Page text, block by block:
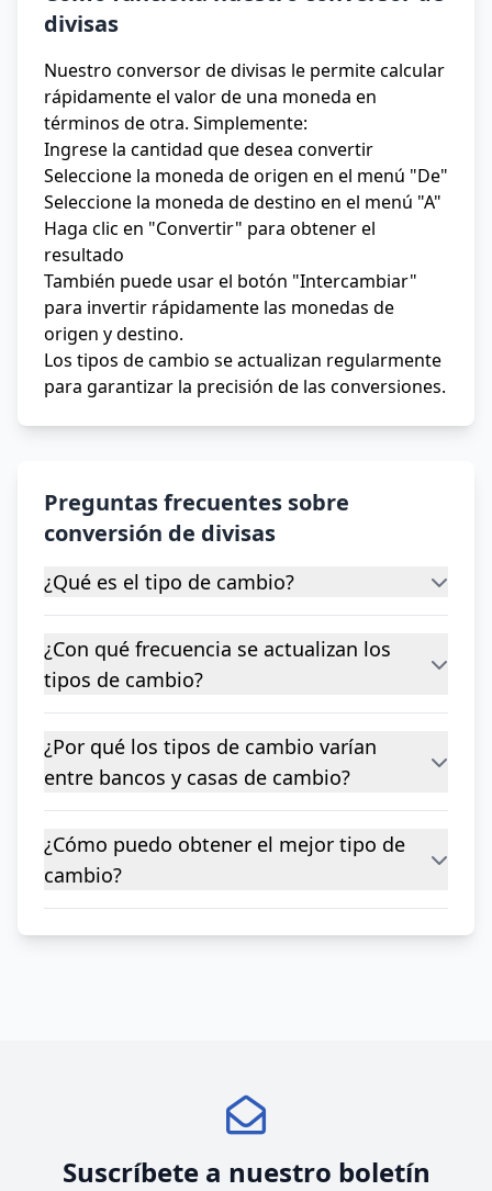
divisas
Nuestro conversor de divisas le permite calcular
rápidamente el valor de una moneda en
términos de otra. Simplemente:
Ingrese la cantidad que desea convertir
Seleccione la moneda de origen en el menú "De"
Seleccione la moneda de destino en el menú "A"
Haga clic en "Convertir" para obtener el
resultado
También puede usar el botón "Intercambiar"
para invertir rápidamente las monedas de
origen y destino.
Los tipos de cambio se actualizan regularmente
para garantizar la precisión de las conversiones.
Preguntas frecuentes sobre
conversión de divisas
¿Qué es el tipo de cambio?
¿Con qué frecuencia se actualizan los
tipos de cambio?
¿Por qué los tipos de cambio varían
entre bancos y casas de cambio?
¿Cómo puedo obtener el mejor tipo de
cambio?
Suscríbete a nuestro boletín